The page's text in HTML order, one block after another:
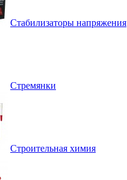
Стабилизаторы напряжения
Стремянки
Строительная химия